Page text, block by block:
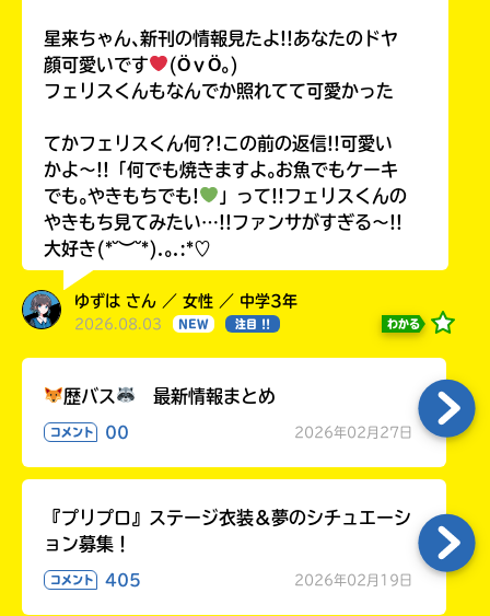
星来ちゃん､新刊の情報見たよ!!あなたのドヤ
顔可愛いです
(ӦｖӦ｡)
フェリスくんもなんでか照れてて可愛かった
てかフェリスくん何?!この前の返信!!可愛い
かよ〜!!「何でも焼きますよ｡お魚でもケーキ
でも｡やきもちでも!
」って!!フェリスくんの
やきもち見てみたい…!!ファンサがすぎる〜!!
大好き(*˘︶˘*).｡.:*♡
ゆずは さん ／ 女性 ／ 中学3年
2026.08.03 NEW 注目 !! わかる
歴バス 最新情報まとめ
コメント 00 2026年02月27日
『プリプロ』ステージ衣装＆夢のシチュエーシ
ョン募集！
コメント 405 2026年02月19日